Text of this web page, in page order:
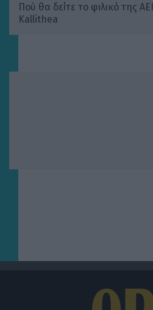
Πού θα δείτε το φιλικό της
Kallithea